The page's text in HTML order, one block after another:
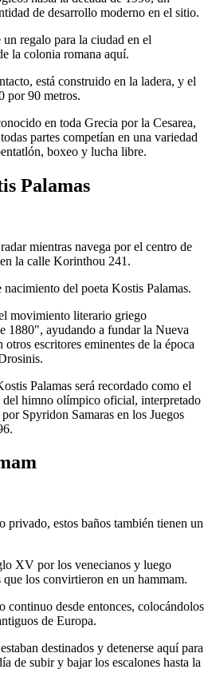
de desarrollo moderno en el sitio.
regalo para la ciudad en el
la colonia romana aquí.
está construido en la ladera, y el
por 90 metros.
en toda Grecia por la Cesarea,
partes competían en una variedad
boxeo y lucha libre.
Palamas
mientras navega por el centro de
la calle Korinthou 241.
del poeta Kostis Palamas.
movimiento literario griego
1880", ayudando a fundar la Nueva
escritores eminentes de la época
Palamas será recordado como el
del himno olímpico oficial, interpretado
Spyridon Samaras en los Juegos
privado, estos baños también tienen un
XV por los venecianos y luego
que los convirtieron en un hammam.
continuo desde entonces, colocándolos
de Europa.
destinados y detenerse aquí para
de subir y bajar los escalones hasta la